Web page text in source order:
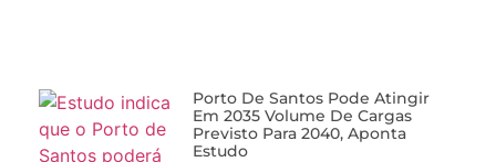
Porto De Santos Pode Atingir
Em 2035 Volume De Cargas
Previsto Para 2040, Aponta
Estudo